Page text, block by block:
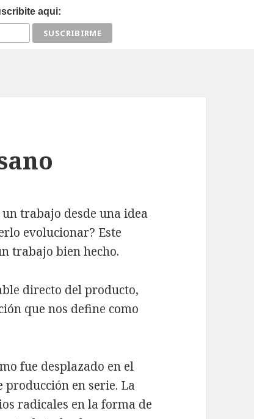
aqui:
trabajo desde una idea
evolucionar? Este
trabajo bien hecho.
directo del producto,
que nos define como
fue desplazado en el
en serie. La
radicales en la forma de